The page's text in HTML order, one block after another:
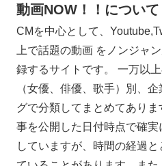
動画NOW！！について
CMを中心として、
上で話題の動画 をノンジャ
録するサイトです。 一万以
（女優、俳優、歌手）別、
グで分類してまとめてあり
事を公開した日付時点で確
していますが、時間の経過